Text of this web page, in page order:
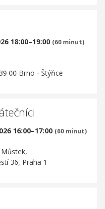
18:00–19:00 (60 minut)
00 Brno - Štýřice
16:00–17:00 (60 minut)
36, Praha 1